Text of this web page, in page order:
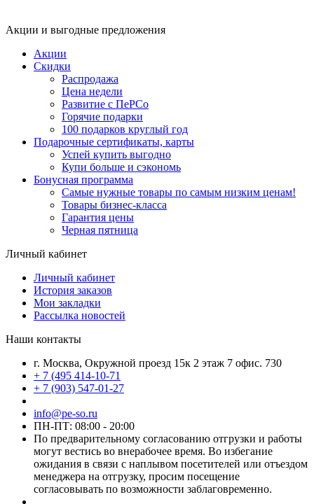
Акции и выгодные предложения
Акции
Скидки
Распродажа
Цена недели
Развитие с ПеРСо
Горячие подарки
100 подарков круглый год
Подарочные сертификаты, карты
Успей купить выгодно
Купи больше и сэкономь
Бонусная программа
Самые нужные товары по самым низким ценам!
Товары бизнес-класса
Гарантия цены
Черная пятница
Личный кабинет
Личный кабинет
История заказов
Мои закладки
Рассылка новостей
Наши контакты
г. Москва, Окружной проезд 15к 2 этаж 7 офис. 730
+ 7 (495 414-10-71
+ 7 (903) 547-01-27
info@pe-so.ru
ПН-ПТ: 08:00 - 20:00
По предварительному согласованию отгрузки и работы
могут вестись во внерабочее время. Во избегание
ожидания в связи с наплывом посетителей или отъездом
менеджера на отгрузку, просим посещение
согласовывать по возможности заблаговременно.